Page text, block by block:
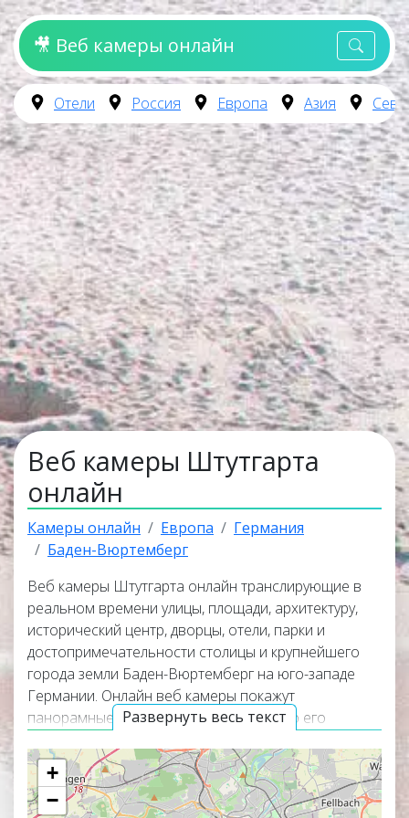
🎥 Веб камеры онлайн
Отели Россия Европа Азия
Веб камеры Штутгарта
онлайн
Камеры онлайн Европа
Германия
Баден-Вюртемберг
Развернуть весь текст
Веб камеры Штутгарта онлайн транслирующие в
реальном времени улицы, площади, архитектуру,
исторический центр, дворцы, отели, парки и
достопримечательности столицы и крупнейшего
города земли Баден-Вюртемберг на юго-западе
Германии. Онлайн веб камеры покажут
панорамные виды города, окружающую его
Штутгарте прямо сейчас. Веб камеры работают в
прямом эфире, а некоторые из них транслируют
изображение со звуком. Самые интересные и
+
−